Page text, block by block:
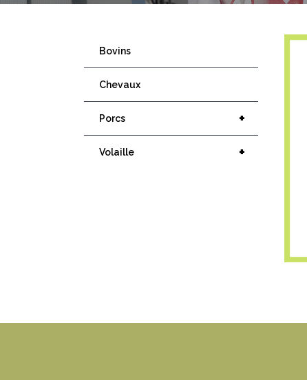
Bovins
Chevaux
+
Porcs
+
Volaille